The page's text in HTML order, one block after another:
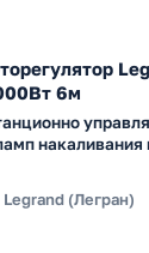
6м
накаливания
Legrand (Легран)